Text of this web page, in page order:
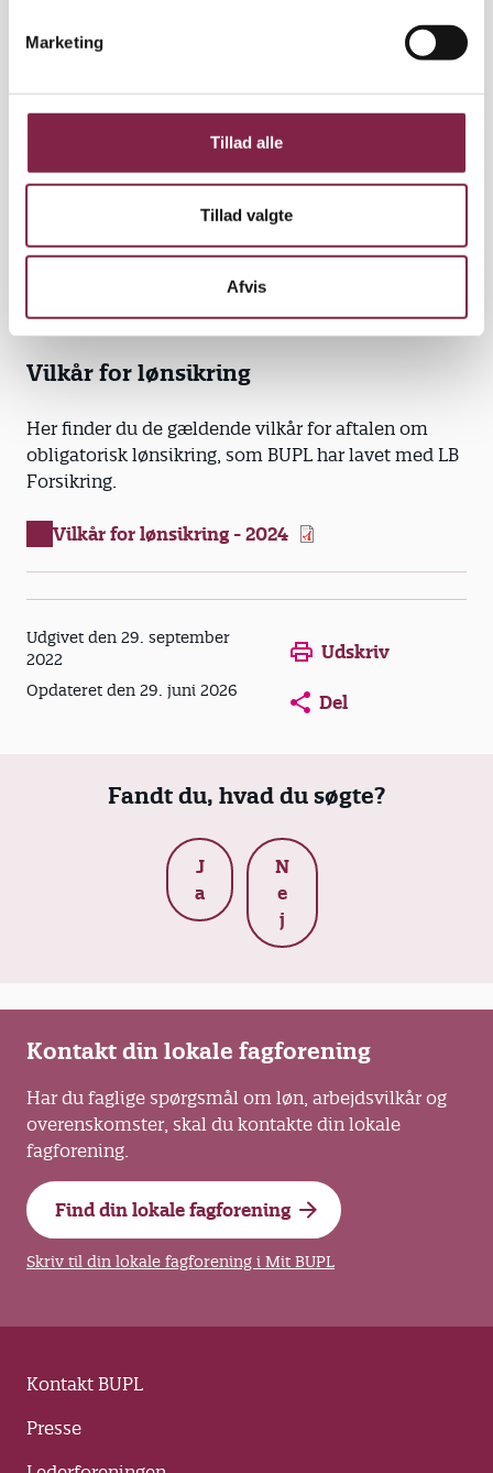
Marketing
Tillad alle
Tillad valgte
Afvis
Læs mere på
Mere om lønsikring i BUPL
læse mere om fordelene ved den obligatoriske
ordning og se eksempler på, hvordan din løn kan se
ud med Lønsikring.
Lønsikring - Lidt mere tryghed - 2026
Vilkår for lønsikring
Her finder du de gældende vilkår for aftalen om
obligatorisk lønsikring, som BUPL har lavet med LB
Forsikring.
Vilkår for lønsikring - 2024
Udgivet den 29. september
2022
Opdateret den 29. juni 2026
Opens in a new window
Udskriv
Del
Fandt du, hvad du søgte?
J
a
N
e
j
Kontakt din lokale fagforening
Har du faglige spørgsmål om løn, arbejdsvilkår og
overenskomster, skal du kontakte din lokale
fagforening.
Find din lokale fagforening
Skriv til din lokale fagforening i Mit BUPL
Kontakt BUPL
Presse